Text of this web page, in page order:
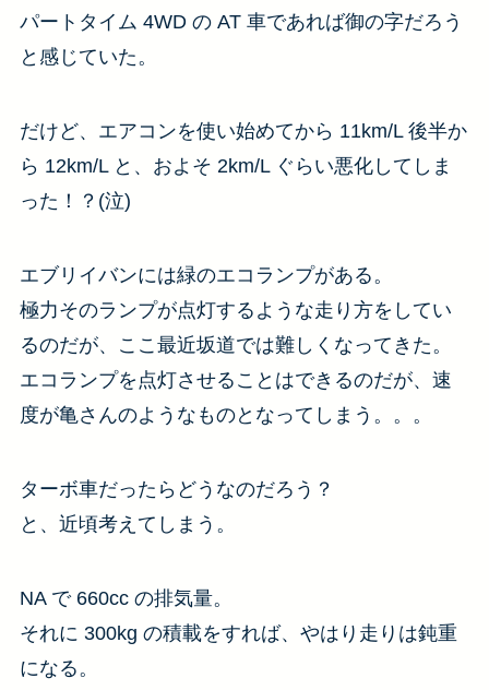
パートタイム 4WD の AT 車であれば御の字だろう
と感じていた。
だけど、エアコンを使い始めてから 11km/L 後半か
ら 12km/L と、およそ 2km/L ぐらい悪化してしま
った！？(泣)
エブリイバンには緑のエコランプがある。
極力そのランプが点灯するような走り方をしてい
るのだが、ここ最近坂道では難しくなってきた。
エコランプを点灯させることはできるのだが、速
度が亀さんのようなものとなってしまう。。。
ターボ車だったらどうなのだろう？
と、近頃考えてしまう。
NA で 660cc の排気量。
それに 300kg の積載をすれば、やはり走りは鈍重
になる。